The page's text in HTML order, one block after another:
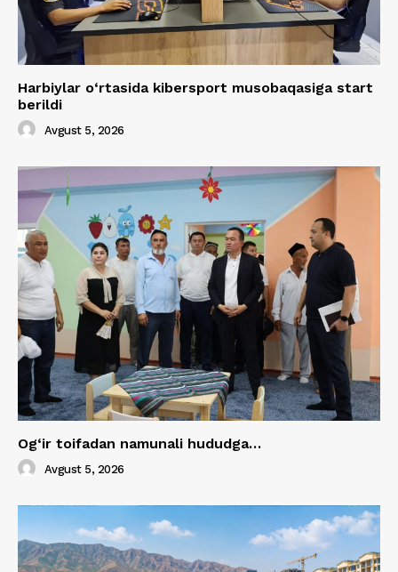
Harbiylar o‘rtasida kibersport musobaqasiga start
berildi
Avgust 5, 2026
Og‘ir toifadan namunali hududga…
Avgust 5, 2026